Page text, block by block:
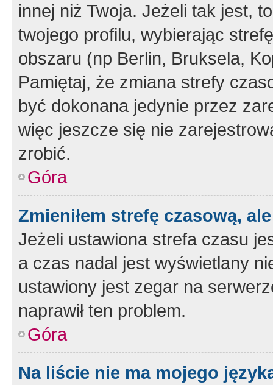
innej niż Twoja. Jeżeli tak jest,
twojego profilu, wybierając
obszaru (np Berlin, Bruksela,
Pamiętaj, że zmiana strefy
być dokonana jedynie przez
więc jeszcze się nie
zrobić.
Góra
Zmieniłem strefę czasową,
Jeżeli ustawiona strefa czasu
a czas nadal jest wyświetlany
ustawiony jest zegar na
naprawił ten problem.
Góra
Na liście nie ma mojego